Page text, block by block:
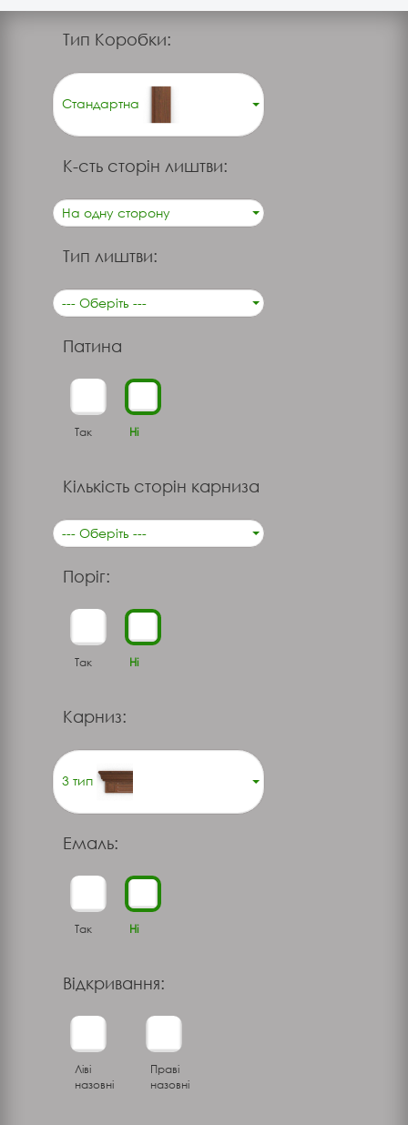
Тип Коробки:
Стандартна
К-сть сторін лиштви:
На одну сторону
Тип лиштви:
--- Оберіть ---
Патина
Так Ні
Кількість сторін карниза
--- Оберіть ---
Поріг:
Так Ні
Карниз:
3 тип
Емаль:
Так Ні
Відкривання:
Ліві
назовні
Праві
назовні